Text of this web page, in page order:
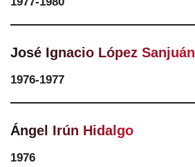
José Ignacio López Sanjuán
1976-1977
Ángel Irún Hidalgo
1976